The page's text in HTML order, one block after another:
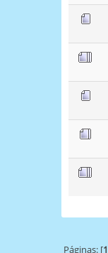
Páginas: [1